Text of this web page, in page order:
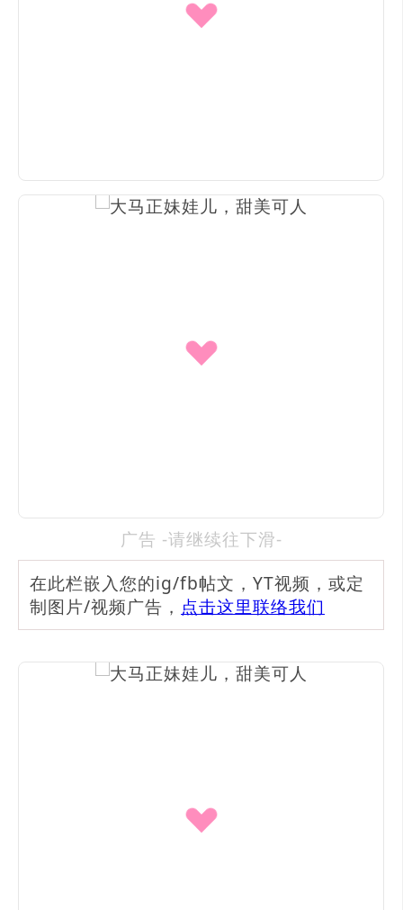
广告 -请继续往下滑-
在此栏嵌入您的ig/fb帖文，YT视频，或定
制图片/视频广告， 点击这里联络我们